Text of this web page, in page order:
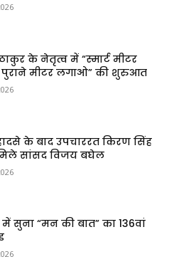
के नेतृत्व में “स्मार्ट मीटर
मीटर लगाओ” की शुरुआत
के बाद उपचाररत किरण सिंह
सांसद विजय बघेल
सुना “मन की बात” का 136वां